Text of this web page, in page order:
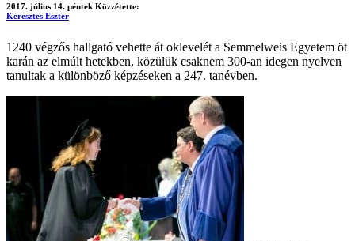
2017. július 14. péntek Közzétette:
Keresztes Eszter
1240 végzős hallgató vehette át oklevelét a Semmelweis Egyetem öt
karán az elmúlt hetekben, közülük csaknem 300-an idegen nyelven
tanultak a különböző képzéseken a 247. tanévben.